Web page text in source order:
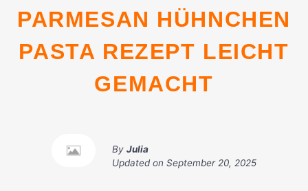
PARMESAN HÜHNCHEN
PASTA REZEPT LEICHT
GEMACHT
By Julia
Updated on September 20, 2025